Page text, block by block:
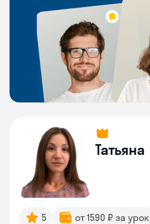
Татьяна
5 от 1590 ₽ за урок